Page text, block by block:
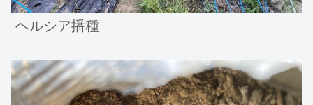
ヘルシア播種